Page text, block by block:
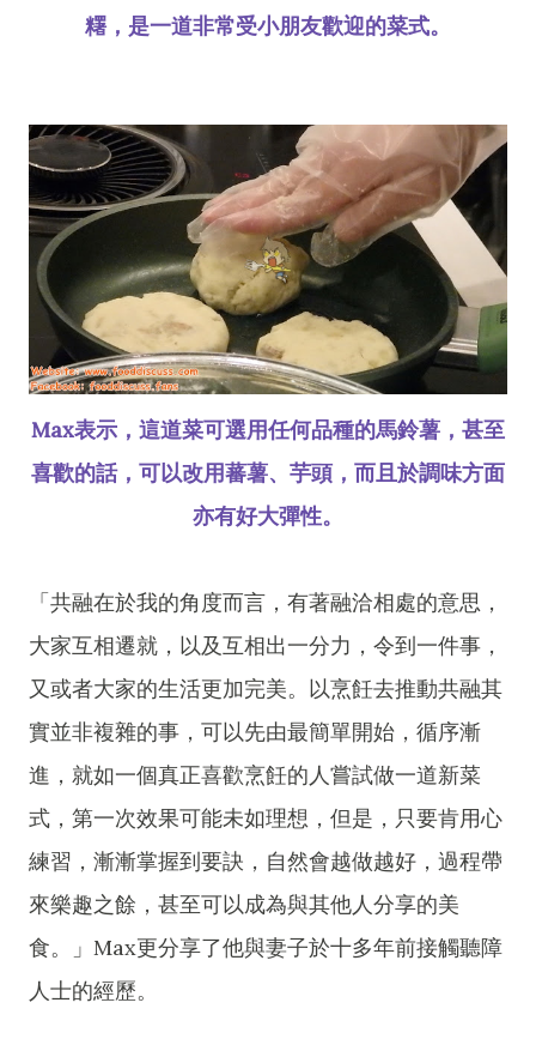
糬，是一道非常受小朋友歡迎的菜式。
Max表示，這道菜可選用任何品種的馬鈴薯，甚至
喜歡的話，可以改用蕃薯、芋頭，而且於調味方面
亦有好大彈性。
「共融在於我的角度而言，有著融洽相處的意思，
大家互相遷就，以及互相出一分力，令到一件事，
又或者大家的生活更加完美。以烹飪去推動共融其
實並非複雜的事，可以先由最簡單開始，循序漸
進，就如一個真正喜歡烹飪的人嘗試做一道新菜
式，第一次效果可能未如理想，但是，只要肯用心
練習，漸漸掌握到要訣，自然會越做越好，過程帶
來樂趣之餘，甚至可以成為與其他人分享的美
食。」Max更分享了他與妻子於十多年前接觸聽障
人士的經歷。